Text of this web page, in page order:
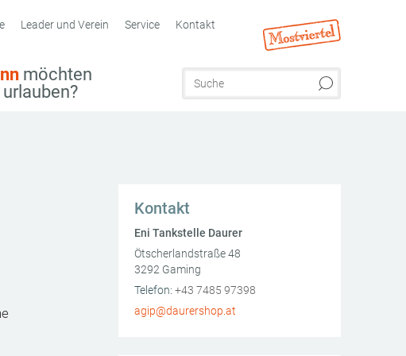
möchten
urlauben?
Leader und Verein Service Kontakt
Kontakt
Eni Tankstelle Daurer
Ötscherlandstraße 48
3292 Gaming
AT
Telefon: +43 7485 97398
agip@daurershop.at